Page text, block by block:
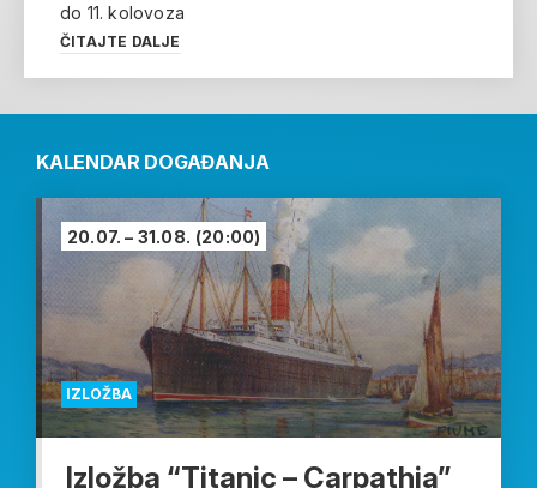
do 11. kolovoza
ČITAJTE DALJE
KALENDAR DOGAĐANJA
IZLOŽBA
20.07. – 31.08. (20:00)
Izložba “Titanic – Carpathia”